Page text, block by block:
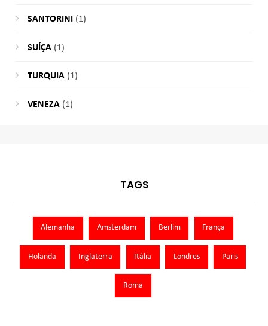
SANTORINI (1)
SUÍÇA(1)
TURQUIA(1)
VENEZA(1)
TAGS
Alemanha Amsterdam Berlim França
Holanda Inglaterra Itália Londres Paris
Roma